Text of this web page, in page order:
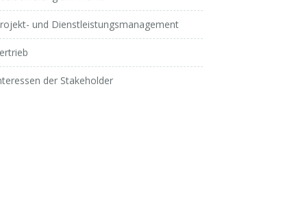
und Dienstleistungsmanagement
der Stakeholder